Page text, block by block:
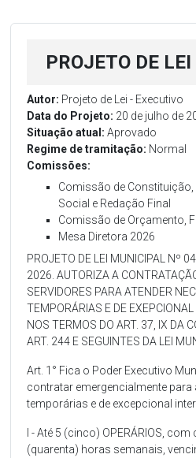
PROJETO DE
Autor: Projeto de Lei - Executivo
Data do Projeto: 20 de julho de
Situação atual: Aprovado
Regime de tramitação: Normal
Comissões:
Comissão de
Social e Redação Final
Comissão de Orçamento,
Mesa Diretora 2026
PROJETO DE LEI MUNICIPAL Nº
2026. AUTORIZA A
SERVIDORES PARA ATENDER
TEMPORÁRIAS E DE EXEPCIONAL
NOS TERMOS DO ART. 37, IX DA
ART. 244 E SEGUINTES DA LEI
Art. 1° Fica o Poder Executivo
contratar emergencialmente para
temporárias e de excepcional
I - Até 5 (cinco) OPERÁRIOS,
(quarenta) horas semanais,